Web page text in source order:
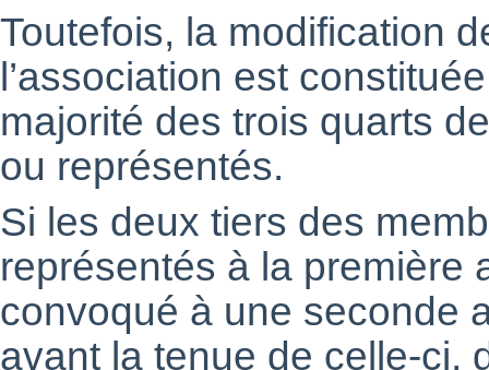
Toutefois, la modification
l’association est
majorité des trois quarts
ou représentés.
Si les deux tiers des
représentés à la première
convoqué à une seconde
avant la tenue de celle-ci,